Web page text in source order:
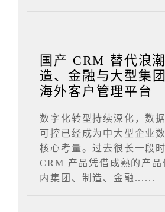
国产 CRM 替代浪
造、金融与大型集
海外客户管理平台
数字化转型持续深化，数
可控已经成为中大型企业
核心考量。过去很长一段
CRM 产品凭借成熟的产品
内集团、制造、金融......